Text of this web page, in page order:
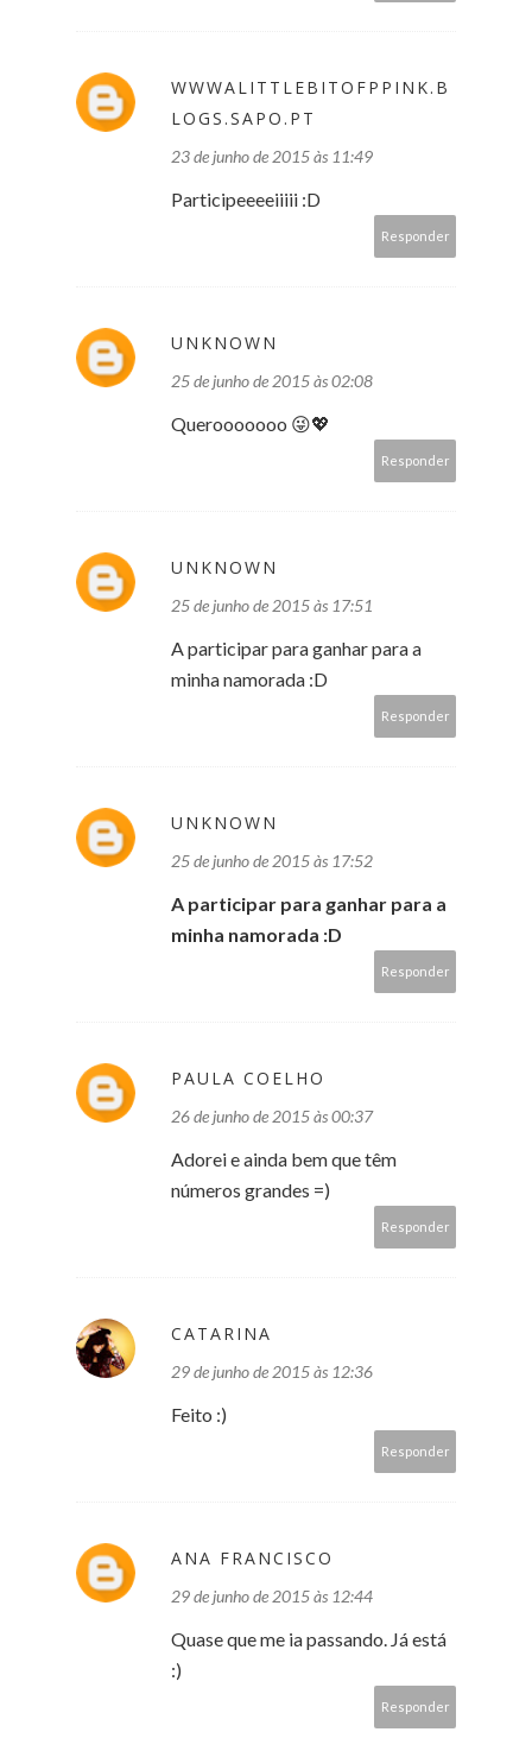
WWWALITTLEBITOFPPINK.B
LOGS.SAPO.PT
23 de junho de 2015 às 11:49
Participeeeeiiiii :D
Responder
UNKNOWN
25 de junho de 2015 às 02:08
Querooooooo 😜💖
Responder
UNKNOWN
25 de junho de 2015 às 17:51
A participar para ganhar para a
minha namorada :D
Responder
UNKNOWN
25 de junho de 2015 às 17:52
A participar para ganhar para a
minha namorada :D
Responder
PAULA COELHO
26 de junho de 2015 às 00:37
Adorei e ainda bem que têm
números grandes =)
Responder
CATARINA
29 de junho de 2015 às 12:36
Feito :)
Responder
ANA FRANCISCO
29 de junho de 2015 às 12:44
Quase que me ia passando. Já está
:)
Responder